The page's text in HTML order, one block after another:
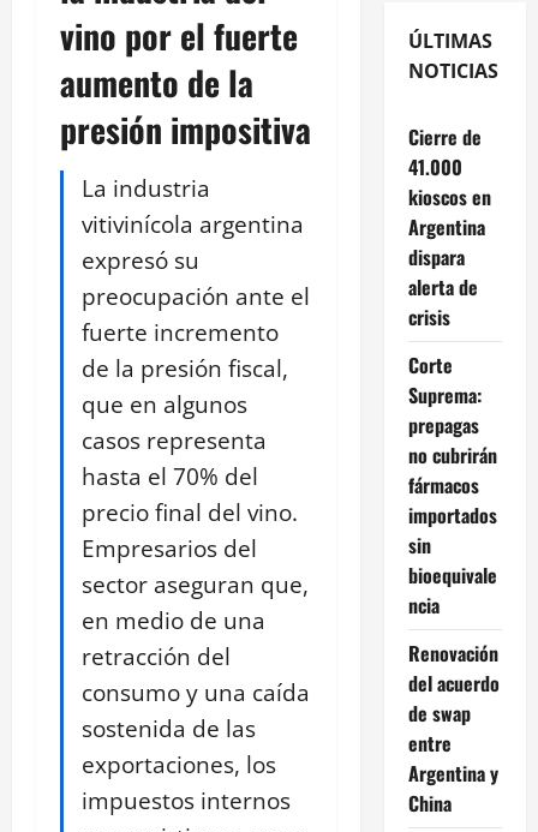
vino por el fuerte
aumento de la
presión impositiva
La industria
vitivinícola argentina
expresó su
preocupación ante el
fuerte incremento
de la presión fiscal,
que en algunos
casos representa
hasta el 70% del
precio final del vino.
Empresarios del
sector aseguran que,
en medio de una
retracción del
consumo y una caída
sostenida de las
exportaciones, los
impuestos internos
ÚLTIMAS
NOTICIAS
Cierre de
41.000
kioscos en
Argentina
dispara
alerta de
crisis
Corte
Suprema:
prepagas
no cubrirán
fármacos
importados
sin
bioequivale
ncia
Renovación
del acuerdo
de swap
entre
Argentina y
China